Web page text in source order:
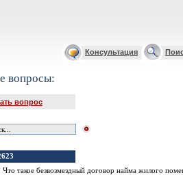
Консультация
вопросы:
вопрос
Что такое безвозмездный договор найма жилого